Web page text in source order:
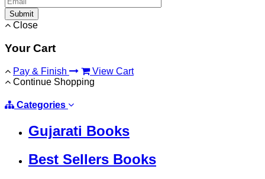
Submit
Close
Your Cart
Pay & Finish
View Cart
Continue Shopping
Categories
Gujarati Books
Best Sellers Books